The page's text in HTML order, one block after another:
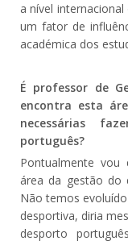
a nível
um fator de
académica dos
É professor de
encontra esta
necessárias
português?
Pontualmente
área da gestão do
Não temos
desportiva, diria
desporto